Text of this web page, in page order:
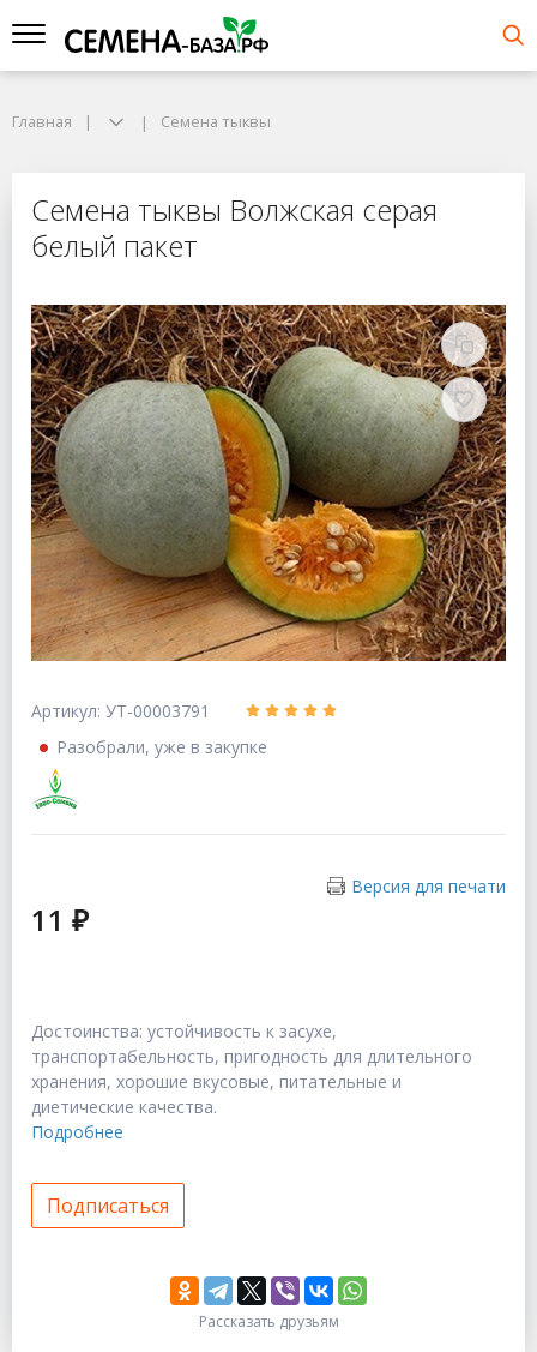
Главная Семена тыквы
Семена тыквы Волжская серая
белый пакет
Артикул: УТ-00003791
Разобрали, уже в закупке
Версия для печати
11 ₽
Достоинства: устойчивость к засухе,
транспортабельность, пригодность для длительного
хранения, хорошие вкусовые, питательные и
диетические качества.
Подробнее
Подписаться
Рассказать друзьям